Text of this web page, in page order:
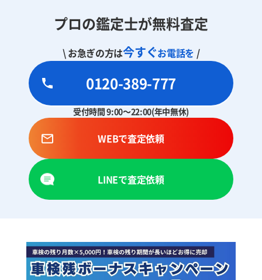
プロの鑑定士が無料査定
\ お急ぎの方は今すぐお電話を /
0120-389-777
受付時間 9:00～22:00(年中無休)
WEBで査定依頼
LINEで査定依頼